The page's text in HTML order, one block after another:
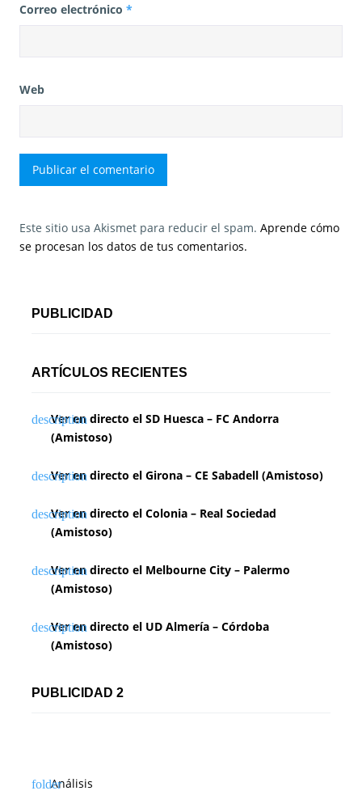
Correo electrónico *
Web
Este sitio usa Akismet para reducir el spam. Aprende cómo
se procesan los datos de tus comentarios.
PUBLICIDAD
ARTÍCULOS RECIENTES
Ver en directo el SD Huesca – FC Andorra
(Amistoso)
Ver en directo el Girona – CE Sabadell (Amistoso)
Ver en directo el Colonia – Real Sociedad
(Amistoso)
Ver en directo el Melbourne City – Palermo
(Amistoso)
Ver en directo el UD Almería – Córdoba
(Amistoso)
PUBLICIDAD 2
Análisis